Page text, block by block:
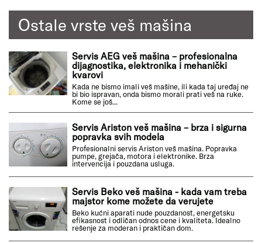
Ostale vrste veš mašina
Servis AEG veš mašina – profesionalna
dijagnostika, elektronika i mehanički
kvarovi
Kada ne bismo imali veš mašine, ili kada taj uređaj ne
bi bio ispravan, onda bismo morali prati veš na ruke.
Kome se još...
Servis Ariston veš mašina – brza i sigurna
popravka svih modela
Profesionalni servis Ariston veš mašina. Popravka
pumpe, grejača, motora i elektronike. Brza
intervencija i pouzdana usluga.
Servis Beko veš mašina - kada vam treba
majstor kome možete da verujete
Beko kućni aparati nude pouzdanost, energetsku
efikasnost i odličan odnos cene i kvaliteta. Idealno
rešenje za moderan i praktičan dom.